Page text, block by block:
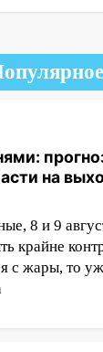
могут
на
8 и 9
крайне
с жары, то